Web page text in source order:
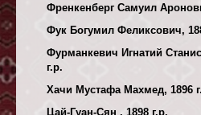
Френкенберг Самуил
Фук Богумил Феликсович,
Фурманкевич Игнатий
г.р.
Хачи Мустафа Махмед, 1896
Цай-Гуан-Сян , 1898 г.р.